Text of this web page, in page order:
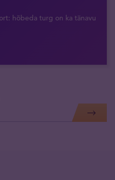
hõbeda turg on ka tänavu